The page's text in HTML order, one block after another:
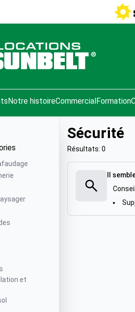
Notre histoireCommercial Formation
et
Sécurité
Résultats: 0
Il